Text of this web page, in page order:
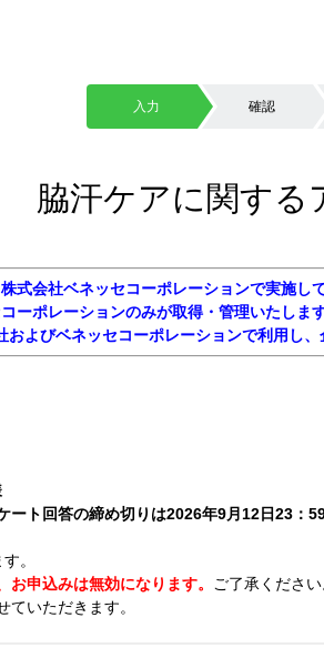
入力 確認
脇汗ケアに関する
式会社ベネッセコーポレーションで実施
ーポレーションのみが取得・管理いたし
およびベネッセコーポレーションで利用し、
ート回答の締め切りは2026年9月12日23：59
。
申込みは無効になります。 ご了承ください
ていただきます。